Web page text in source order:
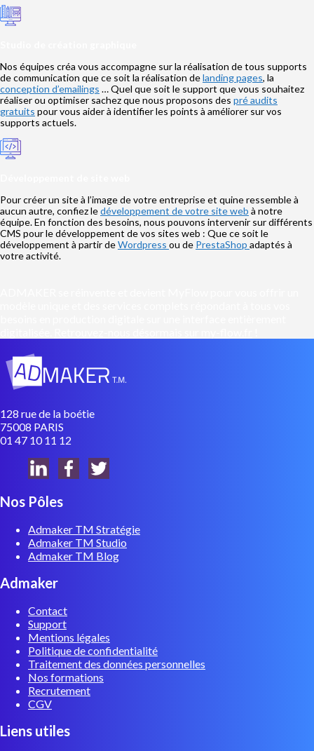
Nos équipes créa vous accompagne sur la réalisation de tous supports
de communication que ce soit la réalisation delanding pages, la
conception d’emailings … Quel que soit le support que vous souhaitez
réaliser ou optimiser sachez que nous proposons des pré audits
gratuits pour vous aider à identifier les points à améliorer sur vos
supports actuels.
Pour créer un site à l’image de votre entreprise et quine ressemble à
aucun autre, confiez ledéveloppement de votre site web à notre
équipe. En fonction des besoins, nous pouvons intervenir sur différents
CMS pour le développement de vos sites web : Que ce soit le
développement à partir deWordpress ou de PrestaShop adaptés à
votre activité.
128 rue de la boétie
75008 PARIS
01 47 10 11 12
Nos Pôles
Admaker TM Stratégie
Admaker TM Studio
Admaker TM Blog
Admaker
Contact
Support
Mentions légales
Politique de confidentialité
Traitement des données personnelles
Nos formations
Recrutement
CGV
Liens utiles